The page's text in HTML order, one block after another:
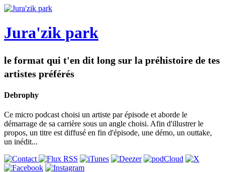
Jura'zik park
le format qui t'en dit long sur la préhistoire de tes
artistes préférés
Debrophy
Ce micro podcast choisi un artiste par épisode et aborde le
démarrage de sa carrière sous un angle choisi. Afin d'illustrer le
propos, un titre est diffusé en fin d'épisode, une démo, un outtake,
un inédit...